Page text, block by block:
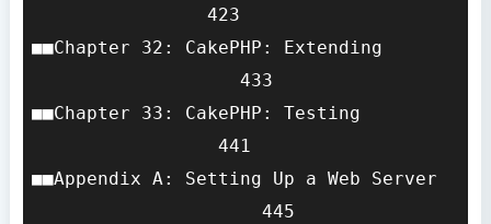
                423
■■Chapter 32: CakePHP: Extending
                   433
■■Chapter 33: CakePHP: Testing
                 441
■■Appendix A: Setting Up a Web Server
                     445